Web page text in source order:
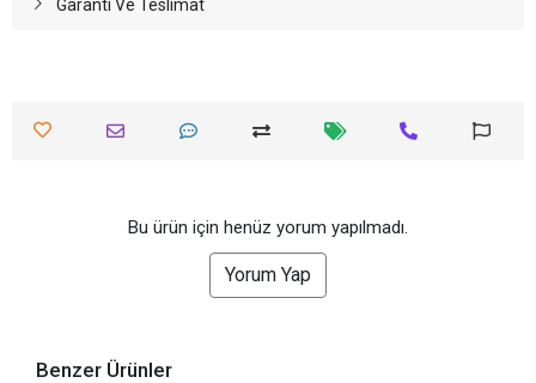
Garanti Ve Teslimat
Bu ürün için henüz yorum yapılmadı.
Yorum Yap
Benzer Ürünler